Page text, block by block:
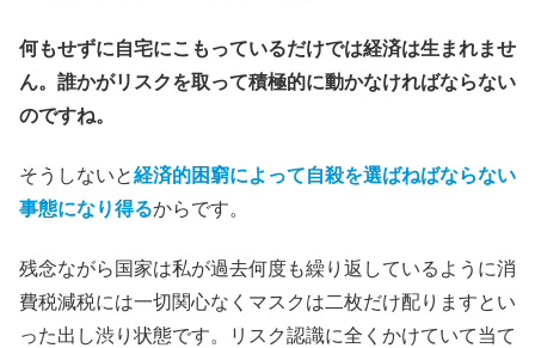
何もせずに自宅にこもっているだけでは経済は生まれませ
ん。誰かがリスクを取って積極的に動かなければならない
のですね。
そうしないと経済的困窮によって自殺を選ばねばならない
事態になり得るからです。
残念ながら国家は私が過去何度も繰り返しているように消
費税減税には一切関心なくマスクは二枚だけ配りますとい
った出し渋り状態です。リスク認識に全くかけていて当て